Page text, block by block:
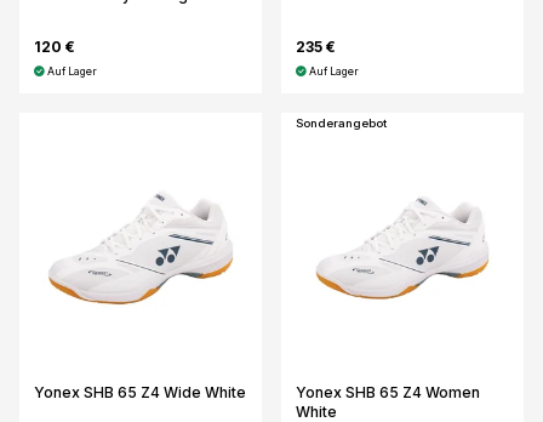
120 €
Auf Lager
235 €
Auf Lager
Yonex SHB 65 Z4 Wide White
Sonderangebot
Yonex SHB 65 Z4 Women
White